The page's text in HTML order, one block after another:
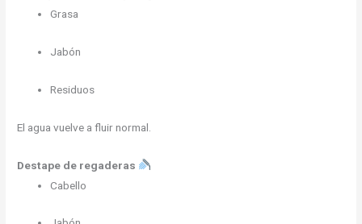
Grasa
Jabón
Residuos
El agua vuelve a fluir normal.
Destape de regaderas
Cabello